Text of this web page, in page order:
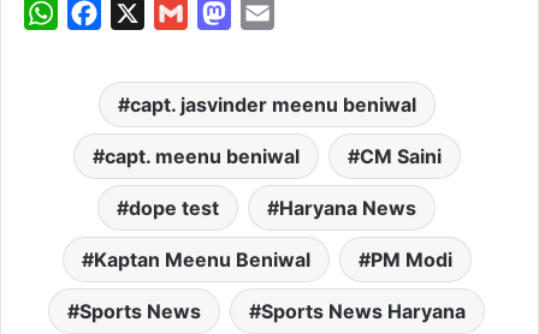
W
p
c
e
b
o
k
a
i
l
M
s
t
o
d
o
n
a
i
l
capt. jasvinder meenu beniwal
capt. meenu beniwal CM Saini
dope test Haryana News
Kaptan Meenu Beniwal PM Modi
Sports News Sports News Haryana